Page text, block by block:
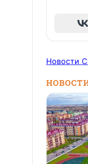
Новости